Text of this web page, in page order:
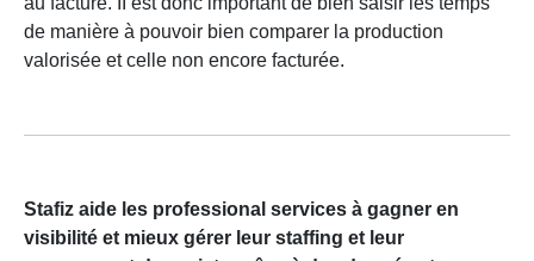
de manière à pouvoir bien comparer la production
valorisée et celle non encore facturée.
Stafiz aide les professional services à gagner en
visibilité et mieux gérer leur staffing et leur